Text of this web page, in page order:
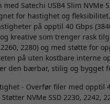
Satechi USB4 Slim
for hastighet og
på opptil 40 Gbps
kreative som trenger rask
2280) og med støtte for
på uten kostbare interne
den bærbar, stilig og bygget
- Overfør filer med
NVMe SSD 2230, 2242,